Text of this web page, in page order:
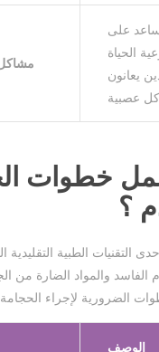
على
الحياة
يعانون
خطوات
؟
التقنيات الطبية
الفاسد والمواد الضارة من
الوصف